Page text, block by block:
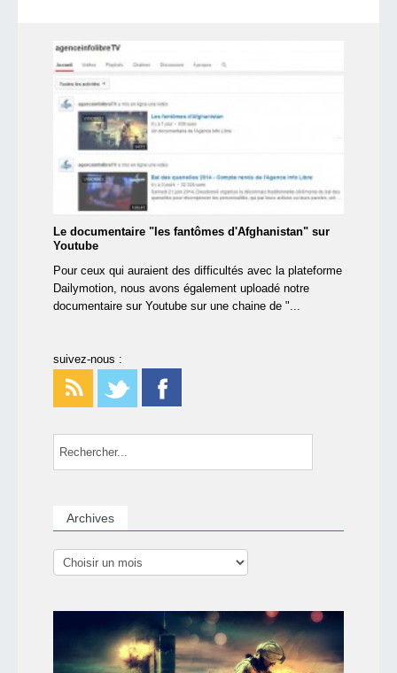
Le documentaire "les fantômes d'Afghanistan" sur
Youtube
Pour ceux qui auraient des difficultés avec la plateforme
Dailymotion, nous avons également uploadé notre
documentaire sur Youtube sur une chaine de "...
suivez-nous :
Archives